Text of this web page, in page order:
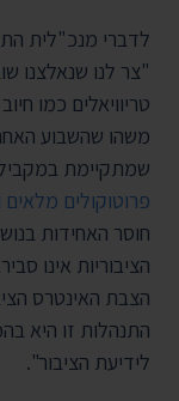
לדברי מנכ"לית
"צר לנו שנאלצנו
טריוויאלים כמו
משהו שהשבוע
שמתקיימת במקביל, ועדת
פרוטוקולים
חוסר האחידות
הציבוריות אינו
הצבת האינטרס
התנהלות זו היא
לידיעת הציבור".